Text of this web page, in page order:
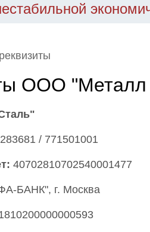
ООО "Металл
/ 771501001
40702810702540001477
БАНК", г. Москва